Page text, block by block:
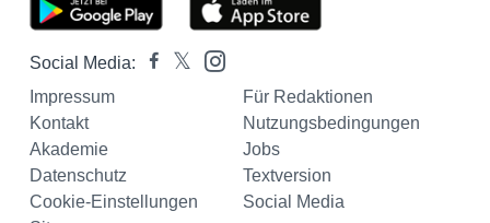
Social Media:
Impressum
Für Redaktionen
Kontakt
Nutzungsbedingungen
Akademie
Jobs
Datenschutz
Textversion
Cookie-Einstellungen
Social Media